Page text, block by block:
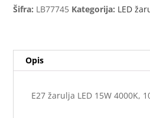
kom
Šifra: LB77745 Kategorija: LED
Opis
E27 žarulja LED 15W 4000K,